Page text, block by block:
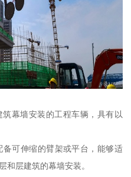
幕墙安装的工程车辆，具有以
可伸缩的臂架或平台，能够适
和层建筑的幕墙安装。